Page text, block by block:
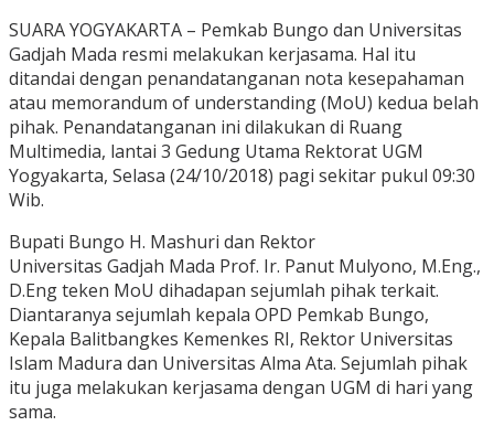
SUARA YOGYAKARTA – Pemkab Bungo dan Universitas
Gadjah Mada resmi melakukan kerjasama. Hal itu
ditandai dengan penandatanganan nota kesepahaman
atau memorandum of understanding (MoU) kedua belah
pihak. Penandatanganan ini dilakukan di Ruang
Multimedia, lantai 3 Gedung Utama Rektorat UGM
Yogyakarta, Selasa (24/10/2018) pagi sekitar pukul 09:30
Wib.
Bupati Bungo H. Mashuri dan Rektor
Universitas Gadjah Mada Prof. Ir. Panut Mulyono, M.Eng.,
D.Eng teken MoU dihadapan sejumlah pihak terkait.
Diantaranya sejumlah kepala OPD Pemkab Bungo,
Kepala Balitbangkes Kemenkes RI, Rektor Universitas
Islam Madura dan Universitas Alma Ata. Sejumlah pihak
itu juga melakukan kerjasama dengan UGM di hari yang
sama.